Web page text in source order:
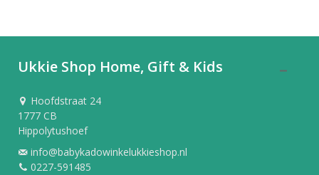
Ukkie Shop Home, Gift & Kids
Hoofdstraat 24
1777 CB
Hippolytushoef
info@babykadowinkelukkieshop.nl
0227-591485